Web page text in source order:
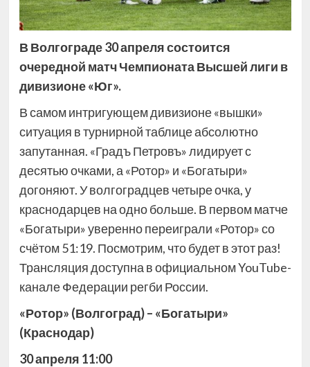
В Волгограде 30 апреля состоится
очередной матч Чемпионата Высшей лиги в
дивизионе «Юг».
В самом интригующем дивизионе «вышки»
ситуация в турнирной таблице абсолютно
запутанная. «Градъ Петровъ» лидирует с
десятью очками, а «Ротор» и «Богатыри»
догоняют. У волгоградцев четыре очка, у
краснодарцев на одно больше. В первом матче
«Богатыри» уверенно переиграли «Ротор» со
счётом 51:19. Посмотрим, что будет в этот раз!
Трансляция доступна в официальном YouTube-
канале Федерации регби России.
«Ротор» (Волгоград) – «Богатыри»
(Краснодар)
30 апреля 11:00